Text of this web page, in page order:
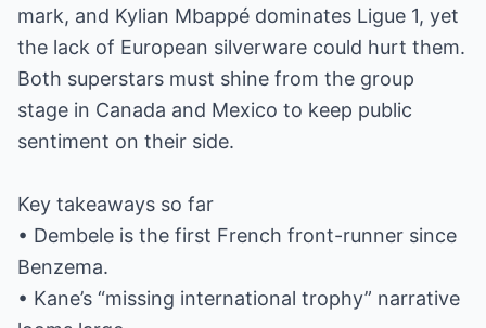
mark, and Kylian Mbappé dominates Ligue 1, yet
the lack of European silverware could hurt them.
Both superstars must shine from the group
stage in Canada and Mexico to keep public
sentiment on their side.
Key takeaways so far
• Dembele is the first French front-runner since
Benzema.
• Kane’s “missing international trophy” narrative